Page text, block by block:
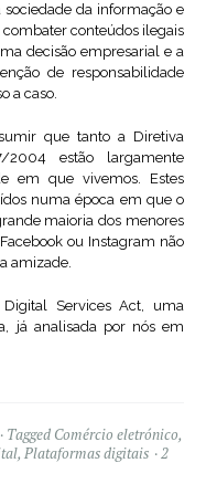
da informação e
conteúdos ilegais
decisão empresarial e a
de responsabilidade
a caso.
que tanto a Diretiva
estão largamente
em que vivemos. Estes
numa época em que o
maioria dos menores
ou Instagram não
amizade.
Services Act, uma
já analisada por nós em
Tagged Comércio eletrónico,
, Plataformas digitais
2